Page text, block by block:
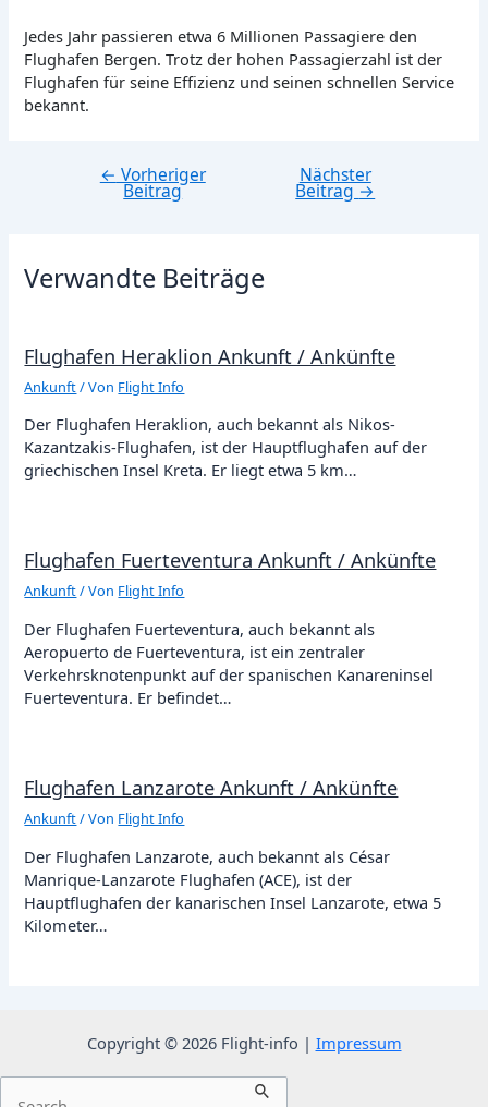
Jedes Jahr passieren etwa 6 Millionen Passagiere den
Flughafen Bergen. Trotz der hohen Passagierzahl ist der
Flughafen für seine Effizienz und seinen schnellen Service
bekannt.
Beitragsnavigation
← Vorheriger
Beitrag
Nächster
Beitrag→
Verwandte Beiträge
Flughafen Heraklion Ankunft / Ankünfte
Ankunft/ Von Flight Info
Der Flughafen Heraklion, auch bekannt als Nikos-
Kazantzakis-Flughafen, ist der Hauptflughafen auf der
griechischen Insel Kreta. Er liegt etwa 5 km…
Flughafen Fuerteventura Ankunft / Ankünfte
Ankunft/ Von Flight Info
Der Flughafen Fuerteventura, auch bekannt als
Aeropuerto de Fuerteventura, ist ein zentraler
Verkehrsknotenpunkt auf der spanischen Kanareninsel
Fuerteventura. Er befindet…
Flughafen Lanzarote Ankunft / Ankünfte
Ankunft/ Von Flight Info
Der Flughafen Lanzarote, auch bekannt als César
Manrique-Lanzarote Flughafen (ACE), ist der
Hauptflughafen der kanarischen Insel Lanzarote, etwa 5
Kilometer…
Copyright © 2026 Flight-info | Impressum